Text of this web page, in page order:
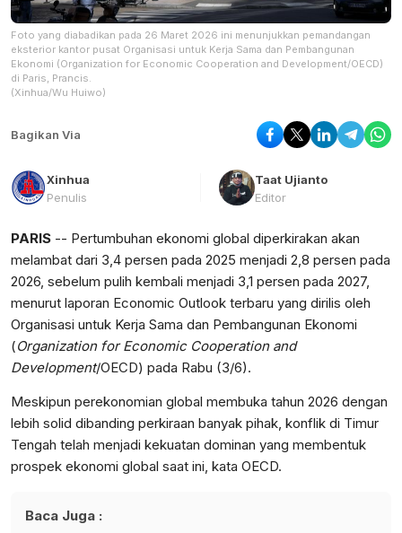
Foto yang diabadikan pada 26 Maret 2026 ini menunjukkan pemandangan
eksterior kantor pusat Organisasi untuk Kerja Sama dan Pembangunan
Ekonomi (Organization for Economic Cooperation and Development/OECD)
di Paris, Prancis.
(Xinhua/Wu Huiwo)
Bagikan Via
Xinhua
Penulis
Taat Ujianto
Editor
PARIS -- Pertumbuhan ekonomi global diperkirakan akan
melambat dari 3,4 persen pada 2025 menjadi 2,8 persen pada
2026, sebelum pulih kembali menjadi 3,1 persen pada 2027,
menurut laporan Economic Outlook terbaru yang dirilis oleh
Organisasi untuk Kerja Sama dan Pembangunan Ekonomi
(Organization for Economic Cooperation and
Development/OECD) pada Rabu (3/6).
Meskipun perekonomian global membuka tahun 2026 dengan
lebih solid dibanding perkiraan banyak pihak, konflik di Timur
Tengah telah menjadi kekuatan dominan yang membentuk
prospek ekonomi global saat ini, kata OECD.
Baca Juga :